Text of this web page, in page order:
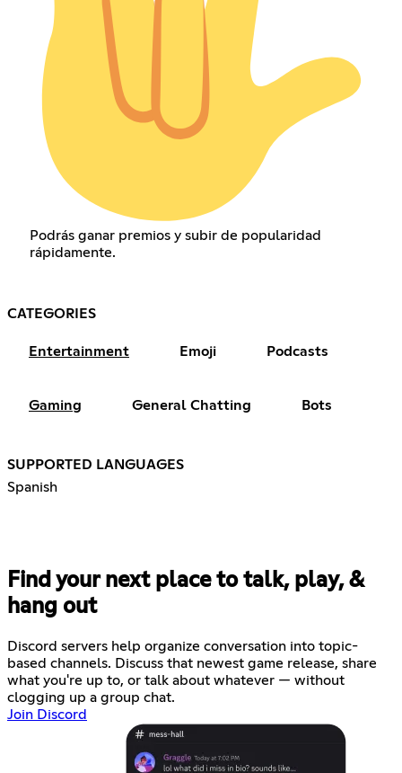
Podrás ganar premios y subir de popularidad
rápidamente.
CATEGORIES
Entertainment Emoji Podcasts
Gaming General Chatting Bots
SUPPORTED LANGUAGES
Spanish
Find your next place to talk, play, &
hang out
Discord servers help organize conversation into topic-
based channels. Discuss that newest game release, share
what you're up to, or talk about whatever — without
clogging up a group chat.
Join Discord